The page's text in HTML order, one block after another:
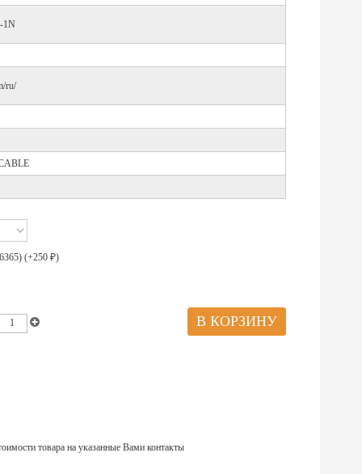
1N
ru/
(+250 ₽)
товара на указанные Вами контакты